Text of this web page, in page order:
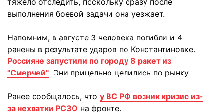
тяжело отследить, поскольку сразу после
выполнения боевой задачи она уезжает.
Напомним, в августе 3 человека погибли и 4
ранены в результате ударов по Константиновке.
Россияне запустили по городу 8 ракет из
"Смерчей". Они прицельно целились по рынку.
Ранее сообщалось, что у ВС РФ возник кризис из-
за нехватки РСЗО на фронте.